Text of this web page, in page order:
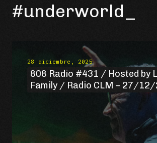
#underworld
28 diciembre, 2025
808 Radio #431 / Hosted by
Family / Radio CLM – 27/